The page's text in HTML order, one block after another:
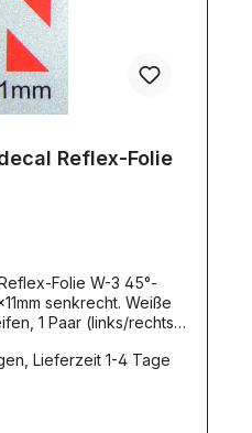
Reflex-Folie
Folie W-3 45°-
senkrecht. Weiße
1 Paar (links/rechts).
Markierung von
von Ecken an
Lieferzeit 1-4 Tage